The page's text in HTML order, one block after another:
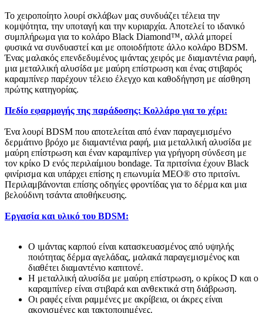
Το χειροποίητο λουρί σκλάβων μας συνδυάζει τέλεια την
κομψότητα, την υποταγή και την κυριαρχία. Αποτελεί το ιδανικό
συμπλήρωμα για το κολάρο Black Diamond™, αλλά μπορεί
φυσικά να συνδυαστεί και με οποιοδήποτε άλλο κολάρο BDSM.
Ένας μαλακός επενδεδυμένος ιμάντας χειρός με διαμαντένια ραφή,
μια μεταλλική αλυσίδα με μαύρη επίστρωση και ένας στιβαρός
καραμπίνερ παρέχουν τέλειο έλεγχο και καθοδήγηση με αίσθηση
πρώτης κατηγορίας.
Πεδίο εφαρμογής της παράδοσης: Κολλάρο για το χέρι:
Ένα λουρί BDSM που αποτελείται από έναν παραγεμισμένο
δερμάτινο βρόχο με διαμαντένια ραφή, μια μεταλλική αλυσίδα με
μαύρη επίστρωση και έναν καραμπίνερ για γρήγορη σύνδεση με
τον κρίκο D ενός περιλαίμιου bondage. Τα πριτσίνια έχουν Black
φινίρισμα και υπάρχει επίσης η επωνυμία MEO® στο πριτσίνι.
Περιλαμβάνονται επίσης οδηγίες φροντίδας για το δέρμα και μια
βελούδινη τσάντα αποθήκευσης.
Εργασία και υλικό του BDSM:
Ο ιμάντας καρπού είναι κατασκευασμένος από υψηλής
ποιότητας δέρμα αγελάδας, μαλακά παραγεμισμένος και
διαθέτει διαμαντένιο καπιτονέ.
Η μεταλλική αλυσίδα με μαύρη επίστρωση, ο κρίκος D και ο
καραμπίνερ είναι στιβαρά και ανθεκτικά στη διάβρωση.
Οι ραφές είναι ραμμένες με ακρίβεια, οι άκρες είναι
ακονισμένες και τακτοποιημένες.